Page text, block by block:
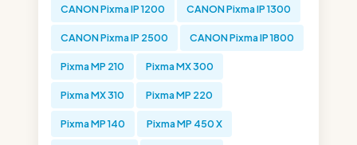
CANON Pixma IP 1200 CANON Pixma IP 1300
CANON Pixma IP 2500 CANON Pixma IP 1800
Pixma MP 210 Pixma MX 300
Pixma MX 310 Pixma MP 220
Pixma MP 140 Pixma MP 450 X